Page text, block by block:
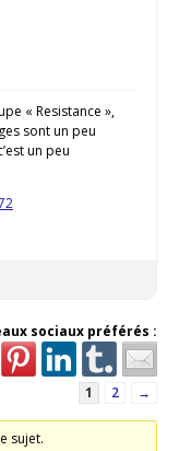
« Resistance »,
sont un peu
un peu
sociaux préférés :
1 2 →
sujet.